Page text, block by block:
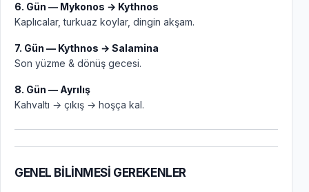
6. Gün — Mykonos → Kythnos
Kaplıcalar, turkuaz koylar, dingin akşam.
7. Gün — Kythnos → Salamina
Son yüzme & dönüş gecesi.
8. Gün — Ayrılış
Kahvaltı → çıkış → hoşça kal.
GENEL BİLİNMESİ GEREKENLER